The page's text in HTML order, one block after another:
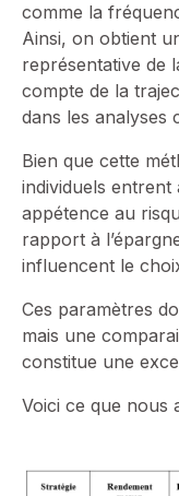
comme la
Ainsi, on obtient
représentative de
compte de la
dans les analyses
Bien que cette
individuels entrent
appétence au
rapport à
influencent le
Ces paramètres
mais une
constitue une
Voici ce que nous